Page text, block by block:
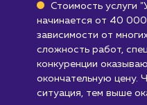
Узнать